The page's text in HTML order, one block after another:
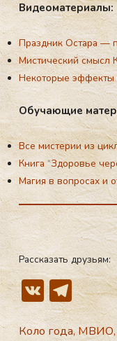
Ви­де­ома­те­ри­алы:
Праздник Остара —
Мистический смысл
Некоторые эффекты
Обу­ча­ющие
Все мистерии из
Книга “Здоровье
Магия в вопросах и
Рассказать друзьям:
V
K
T
el
e
Коло года,МВИО